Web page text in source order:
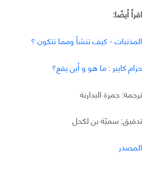
اقرأ أيضًا:
المذنبات - كيف تنشأ ومما تتكون ؟
حزام كايبر : ما هو و أين يقع؟
ترجمة: حمزة البدارنة
تدقيق: سميّة بن لكحل
المصدر